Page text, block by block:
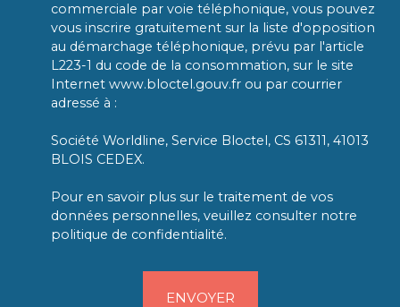
commerciale par voie téléphonique, vous pouvez
vous inscrire gratuitement sur la liste d'opposition
au démarchage téléphonique, prévu par l'article
L223-1 du code de la consommation, sur le site
Internet www.bloctel.gouv.fr ou par courrier
adressé à :
Société Worldline, Service Bloctel, CS 61311, 41013
BLOIS CEDEX.
Pour en savoir plus sur le traitement de vos
données personnelles, veuillez consulter notre
politique de confidentialité.
ENVOYER